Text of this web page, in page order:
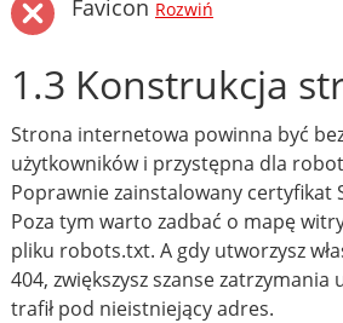
Favicon Rozwiń
1.3 Konstrukcja
Strona internetowa powinna być
użytkowników i przystępna dla
Poprawnie zainstalowany certyfikat
Poza tym warto zadbać o mapę
pliku robots.txt. A gdy utworzysz
404, zwiększysz szanse
trafił pod nieistniejący adres.